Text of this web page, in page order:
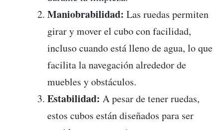
Maniobrabilidad: Las ruedas permiten
girar y mover el cubo con facilidad,
incluso cuando está lleno de agua, lo que
facilita la navegación alrededor de
muebles y obstáculos.
Estabilidad: A pesar de tener ruedas,
estos cubos están diseñados para ser